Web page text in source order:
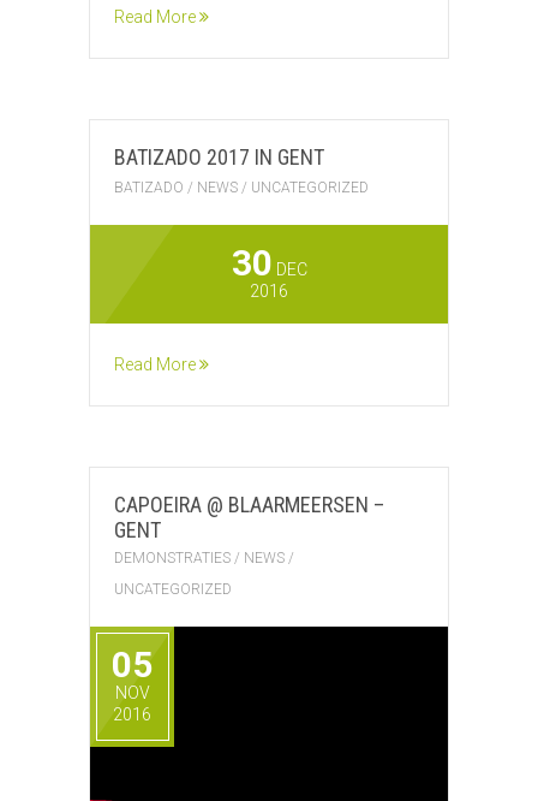
Read More
BATIZADO 2017 IN GENT
BATIZADO / NEWS / UNCATEGORIZED
30 DEC
2016
Read More
CAPOEIRA @ BLAARMEERSEN –
GENT
DEMONSTRATIES / NEWS /
UNCATEGORIZED
05
NOV
2016